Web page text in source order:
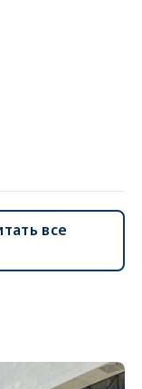
все